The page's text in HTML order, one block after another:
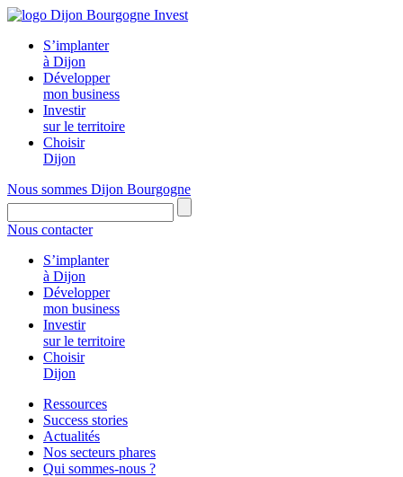
Panneau de gestion des cookies
S’implanter
à Dijon
Développer
mon business
Investir
sur le territoire
Choisir
Dijon
Nous sommes Dijon Bourgogne
Nous contacter
S’implanter
à Dijon
Développer
mon business
Investir
sur le territoire
Choisir
Dijon
Ressources
Success stories
Actualités
Nos secteurs phares
Qui sommes-nous ?